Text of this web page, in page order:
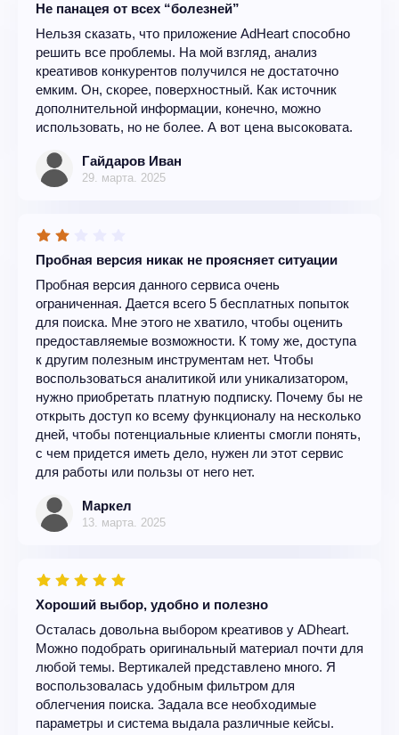
Не панацея от всех “болезней”
Нельзя сказать, что приложение AdHeart способно
решить все проблемы. На мой взгляд, анализ
креативов конкурентов получился не достаточно
емким. Он, скорее, поверхностный. Как источник
дополнительной информации, конечно, можно
использовать, но не более. А вот цена высоковата.
Гайдаров Иван
29. марта. 2025
Пробная версия никак не проясняет ситуации
Пробная версия данного сервиса очень
ограниченная. Дается всего 5 бесплатных попыток
для поиска. Мне этого не хватило, чтобы оценить
предоставляемые возможности. К тому же, доступа
к другим полезным инструментам нет. Чтобы
воспользоваться аналитикой или уникализатором,
нужно приобретать платную подписку. Почему бы не
открыть доступ ко всему функционалу на несколько
дней, чтобы потенциальные клиенты смогли понять,
с чем придется иметь дело, нужен ли этот сервис
для работы или пользы от него нет.
Маркел
13. марта. 2025
Хороший выбор, удобно и полезно
Осталась довольна выбором креативов у ADheart.
Можно подобрать оригинальный материал почти для
любой темы. Вертикалей представлено много. Я
воспользовалась удобным фильтром для
облегчения поиска. Задала все необходимые
параметры и система выдала различные кейсы.